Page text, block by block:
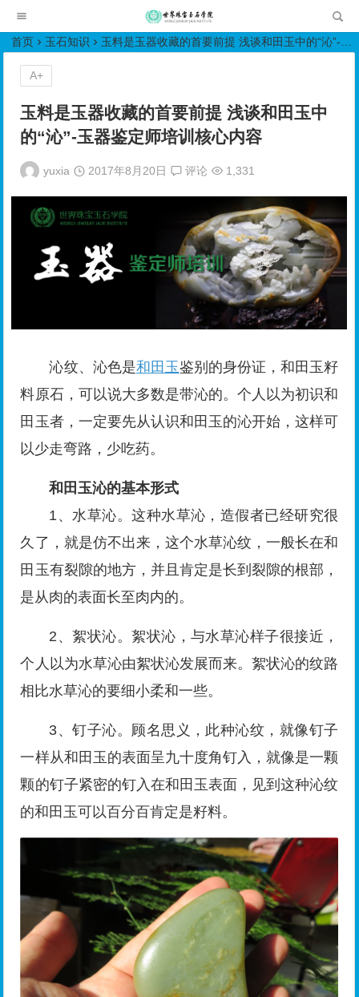
首页 玉石知识 玉料是玉器收藏的首要前提 浅谈和田玉中的“沁”-玉器鉴定师培训核心内容
玉料是玉器收藏的首要前提 浅谈和田玉中
的“沁”-玉器鉴定师培训核心内容
yuxia 2017年8月20日 评论 1,331
沁纹、沁色是和田玉鉴别的身份证，和田玉籽
料原石，可以说大多数是带沁的。个人以为初识和
田玉者，一定要先从认识和田玉的沁开始，这样可
以少走弯路，少吃药。
和田玉沁的基本形式
1、水草沁。这种水草沁，造假者已经研究很
久了，就是仿不出来，这个水草沁纹，一般长在和
田玉有裂隙的地方，并且肯定是长到裂隙的根部，
是从肉的表面长至肉内的。
2、絮状沁。絮状沁，与水草沁样子很接近，
个人以为水草沁由絮状沁发展而来。絮状沁的纹路
相比水草沁的要细小柔和一些。
3、钉子沁。顾名思义，此种沁纹，就像钉子
一样从和田玉的表面呈九十度角钉入，就像是一颗
颗的钉子紧密的钉入在和田玉表面，见到这种沁纹
的和田玉可以百分百肯定是籽料。
A+